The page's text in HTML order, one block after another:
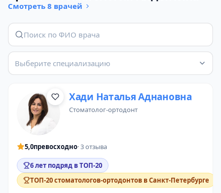
Смотреть 8 врачей
Выберите специализацию
Хади Наталья Аднановна
стоматолог-ортодонт
5,0превосходно· 3 отзыва
6 лет подряд в ТОП-20
ТОП-20 стоматологов-ортодонтов в Санкт-Петербурге